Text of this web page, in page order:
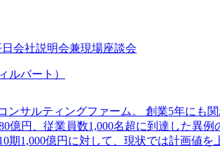
ｊにアサインしてもらえる ・シンプレク
ため、エンジニアの視点からも協業しク
せた売り上げの立て方を選べる ここ1年で
⇒来期30億円（いずれも約170％アップ）
中ファームのため優秀な上司の近くで働
なメンバー、多様なプロジェクトによる自
が可能 100名規模にも関わらず、外資系戦
ンサルティングファームをはじめ、メー
下の入居基準を満たす方が入居可能です。
は独身寮や社宅等が無いため、条件を満
給します。 住宅手当は、一般賃貸物件を
ます。 2026年8月18日(火) 19:00～20:00
ている方を対象に、会社説明会を実施予
装置の生産エンジニア(製造・生産工程
・【砺波】半導体製造装置の生産エンジ
センティブ 課長は部下を育成活躍させる
を欠かさずにチームとして動く組織風土が
機構のビジョンや業務内容、実際の働き
転職を考えたばかりで、幅広く業界の情
収集をしたい方でも歓迎です。お気軽に
時間もご用意しております。 是非、説明
ります。 説明会後にアンケート回答をお
日会社説明会兼現場座談会
ルバート）
ンサルティングファーム。 創業5年にも
億円、従業員数1,000名超に到達した異例
期1,000億円に対して、現状では計画値を